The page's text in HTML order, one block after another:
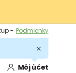
- Zobraziť
Podmienky
Môj účet